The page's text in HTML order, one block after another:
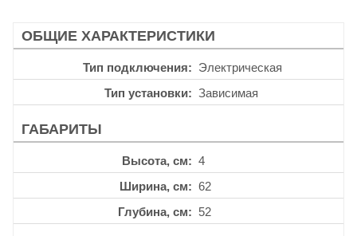
ОБЩИЕ ХАРАКТЕРИСТИКИ
Тип подключения
Электрическая
Тип установки
Зависимая
ГАБАРИТЫ
Высота, см
4
Ширина, см
62
Глубина, см
52